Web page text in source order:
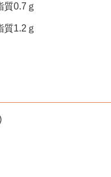
0.7ｇ
1.2ｇ